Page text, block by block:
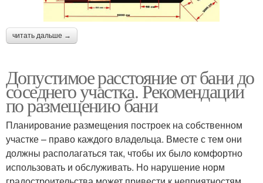
читать дальше →
Допустимое расстояние от бани до
соседнего участка. Рекомендации
по размещению бани
Планирование размещения построек на собственном
участке – право каждого владельца. Вместе с тем они
должны располагаться так, чтобы их было комфортно
использовать и обслуживать. Но нарушение норм